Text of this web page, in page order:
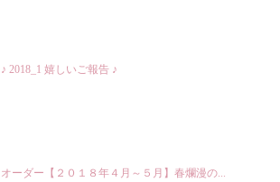
♪ 2018_1 嬉しいご報告 ♪
オーダー【２０１８年４月～５月】春爛漫の...